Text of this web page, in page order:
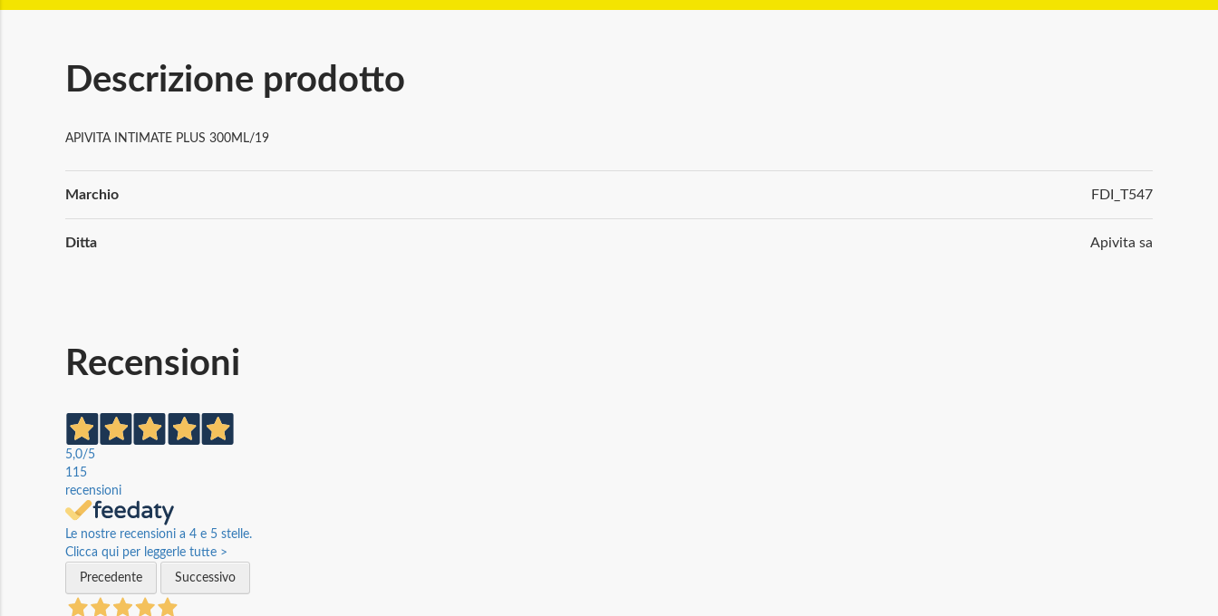
Descrizione prodotto
APIVITA INTIMATE PLUS 300ML/19
Informazioni
Marchio FDI_T547
Ditta Apivita sa
Recensioni
5,0/5
115
recensioni
Le nostre recensioni a 4 e 5 stelle.
Clicca qui per leggerle tutte >
Precedente
Successivo